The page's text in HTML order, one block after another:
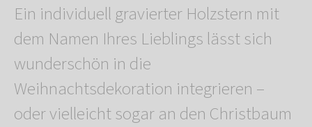
Ein individuell gravierter Holzstern mit
dem Namen Ihres Lieblings lässt sich
wunderschön in die
Weihnachtsdekoration integrieren –
oder vielleicht sogar an den Christbaum